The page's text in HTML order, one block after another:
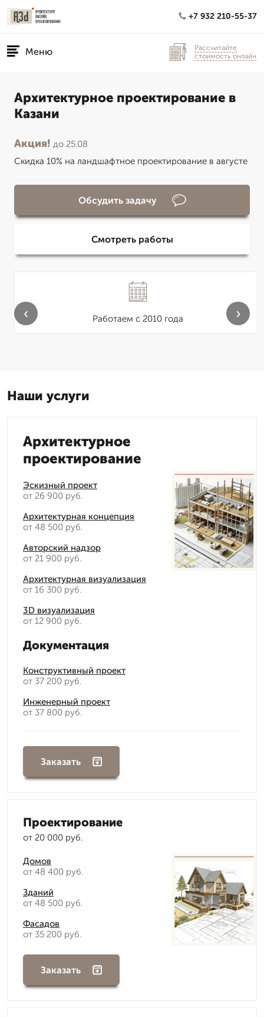
+7 932 210-55-37
Меню
Рассчитайте
стоимость онлайн
Архитектурное проектирование в
Казани
Акция! до 25.08
Скидка 10% на ландшафтное проектирование в августе
Обсудить задачу
Смотреть работы
Работаем с 2010 года
‹ ›
Наши услуги
Архитектурное
проектирование
Эскизный проект
от 26 900 руб.
Архитектурная концепция
от 48 500 руб.
Авторский надзор
от 21 900 руб.
Архитектурная визуализация
от 16 300 руб.
3D визуализация
от 12 900 руб.
Документация
Конструктивный проект
от 37 200 руб.
Инженерный проект
от 37 800 руб.
Заказать
Проектирование
от 20 000 руб.
Домов
от 48 400 руб.
Зданий
от 48 500 руб.
Фасадов
от 35 200 руб.
Заказать